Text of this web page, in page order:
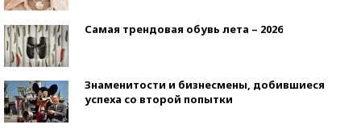
Самая трендовая обувь лета – 2026
Знаменитости и бизнесмены, добившиеся
успеха со второй попытки